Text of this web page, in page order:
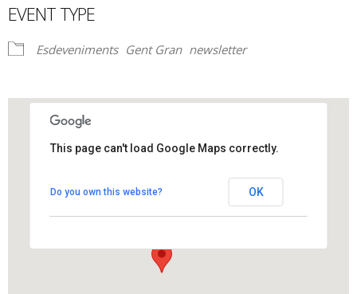
EVENT TYPE
Esdeveniments Gent Gran newsletter
Plaça del Dr. Conde - Els Hostalets de Pierola
View Events
This page can't load Google Maps correctly.
Do you own this website? OK